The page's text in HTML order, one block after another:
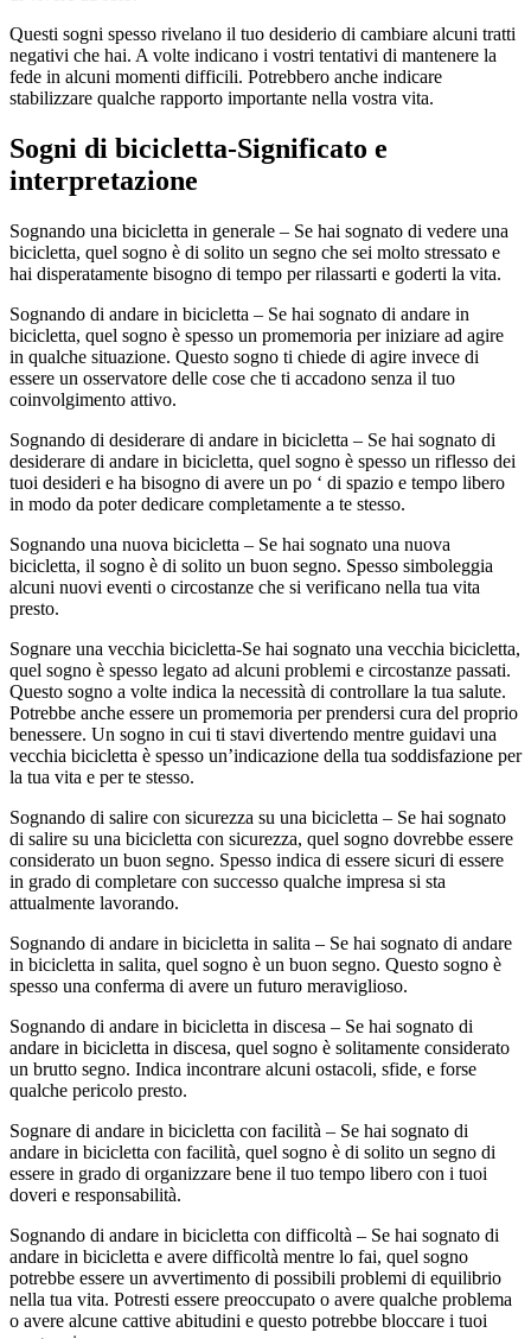
Questi sogni spesso rivelano il tuo desiderio di cambiare alcuni tratti
negativi che hai. A volte indicano i vostri tentativi di mantenere la
fede in alcuni momenti difficili. Potrebbero anche indicare
stabilizzare qualche rapporto importante nella vostra vita.
Sogni di bicicletta-Significato e
interpretazione
Sognando una bicicletta in generale – Se hai sognato di vedere una
bicicletta, quel sogno è di solito un segno che sei molto stressato e
hai disperatamente bisogno di tempo per rilassarti e goderti la vita.
Sognando di andare in bicicletta – Se hai sognato di andare in
bicicletta, quel sogno è spesso un promemoria per iniziare ad agire
in qualche situazione. Questo sogno ti chiede di agire invece di
essere un osservatore delle cose che ti accadono senza il tuo
coinvolgimento attivo.
Sognando di desiderare di andare in bicicletta – Se hai sognato di
desiderare di andare in bicicletta, quel sogno è spesso un riflesso dei
tuoi desideri e ha bisogno di avere un po ‘ di spazio e tempo libero
in modo da poter dedicare completamente a te stesso.
Sognando una nuova bicicletta – Se hai sognato una nuova
bicicletta, il sogno è di solito un buon segno. Spesso simboleggia
alcuni nuovi eventi o circostanze che si verificano nella tua vita
presto.
Sognare una vecchia bicicletta-Se hai sognato una vecchia bicicletta,
quel sogno è spesso legato ad alcuni problemi e circostanze passati.
Questo sogno a volte indica la necessità di controllare la tua salute.
Potrebbe anche essere un promemoria per prendersi cura del proprio
benessere. Un sogno in cui ti stavi divertendo mentre guidavi una
vecchia bicicletta è spesso un’indicazione della tua soddisfazione per
la tua vita e per te stesso.
Sognando di salire con sicurezza su una bicicletta – Se hai sognato
di salire su una bicicletta con sicurezza, quel sogno dovrebbe essere
considerato un buon segno. Spesso indica di essere sicuri di essere
in grado di completare con successo qualche impresa si sta
attualmente lavorando.
Sognando di andare in bicicletta in salita – Se hai sognato di andare
in bicicletta in salita, quel sogno è un buon segno. Questo sogno è
spesso una conferma di avere un futuro meraviglioso.
Sognando di andare in bicicletta in discesa – Se hai sognato di
andare in bicicletta in discesa, quel sogno è solitamente considerato
un brutto segno. Indica incontrare alcuni ostacoli, sfide, e forse
qualche pericolo presto.
Sognare di andare in bicicletta con facilità – Se hai sognato di
andare in bicicletta con facilità, quel sogno è di solito un segno di
essere in grado di organizzare bene il tuo tempo libero con i tuoi
doveri e responsabilità.
Sognando di andare in bicicletta con difficoltà – Se hai sognato di
andare in bicicletta e avere difficoltà mentre lo fai, quel sogno
potrebbe essere un avvertimento di possibili problemi di equilibrio
nella tua vita. Potresti essere preoccupato o avere qualche problema
o avere alcune cattive abitudini e questo potrebbe bloccare i tuoi